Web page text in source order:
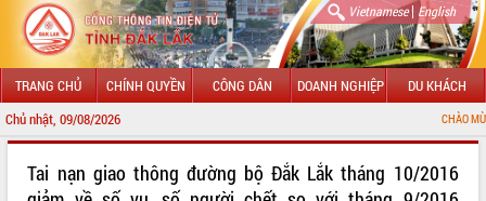
Vietnamese| English
TRANG CHỦ CHÍNH QUYỀN CÔNG DÂN DOANH NGHIỆP DU KHÁCH
Chủ nhật, 09/08/2026 CHÀO MỪNG ĐẾN VỚI
Tai nạn giao thông đường bộ Đắk Lắk tháng 10/2016